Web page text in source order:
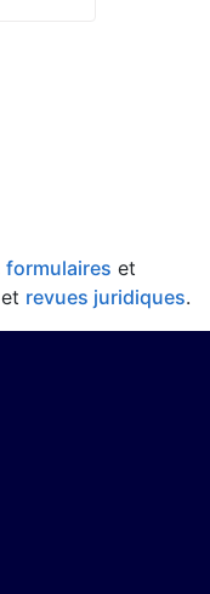
formulaires et
et revues juridiques.